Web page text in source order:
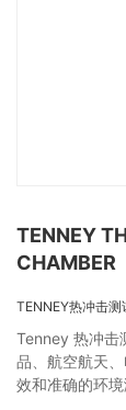
TENNEY
CHAMBER
TENNEY热冲击测
Tenney 热冲击
品、航空航天
效和准确的环